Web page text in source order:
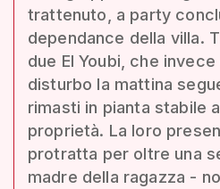
trattenuto, a party
dependance della villa.
due El Youbi, che
disturbo la mattina
rimasti in pianta stabile
proprietà. La loro
protratta per oltre una
madre della ragazza -